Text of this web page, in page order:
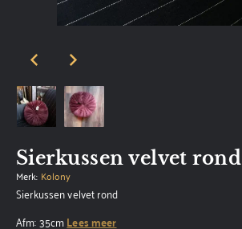
Sierkussen velvet rond
Merk: Kolony
Sierkussen velvet rond
Afm: 35cmLees meer